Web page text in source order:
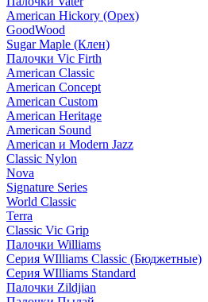
American Hickory (Орех)
GoodWood
Sugar Maple (Клен)
Палочки Vic Firth
American Classic
American Concept
American Custom
American Heritage
American Sound
American и Modern Jazz
Classic Nylon
Nova
Signature Series
World Classic
Terra
Classic Vic Grip
Палочки Williams
Серия WIlliams Classic (Бюджетные)
Серия WIlliams Standard
Палочки Zildjian